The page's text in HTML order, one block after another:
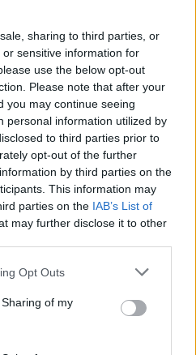
sharing to third parties, or
sensitive information for
use the below opt-out
Please note that after your
you may continue seeing
personal information utilized by
to third parties prior to
opt-out of the further
by third parties on the
This information may
parties on the IAB’s List of
may further disclose it to other
Opt Outs
of my